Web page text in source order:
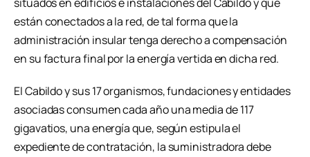
están conectados a la red, de tal forma que la
administración insular tenga derecho a compensación
en su factura final por la energía vertida en dicha red.
El Cabildo y sus 17 organismos, fundaciones y entidades
asociadas consumen cada año una media de 117
gigavatios, una energía que, según estipula el
expediente de contratación, la suministradora debe